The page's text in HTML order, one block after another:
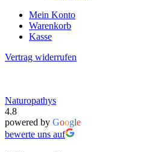
Mein Konto
Warenkorb
Kasse
Vertrag widerrufen
Naturopathys
4.8
powered by Google
bewerte uns auf